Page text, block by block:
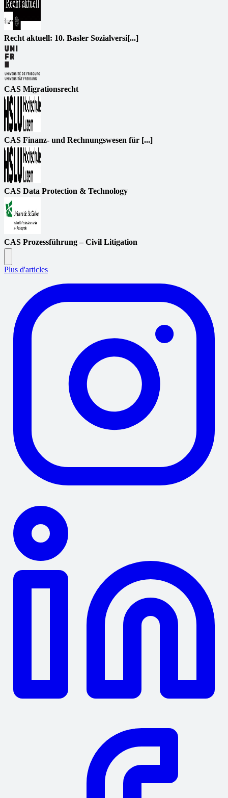
Recht aktuell: 10. Basler Sozialversi[...]
CAS Migrationsrecht
CAS Finanz- und Rechnungswesen für [...]
CAS Data Protection & Technology
CAS Prozessführung – Civil Litigation
Plus d'articles